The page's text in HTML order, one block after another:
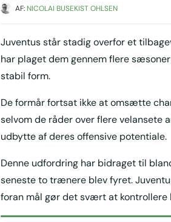
AF: NICOLAI BUSEKIST OHLSEN
Juventus står stadig overfor et
har plaget dem gennem flere
stabil form.
De formår fortsat ikke at omsætte
selvom de råder over flere velansete
udbytte af deres offensive potentiale.
Denne udfordring har bidraget til
seneste to trænere blev fyret.
foran mål gør det svært at kontrollere